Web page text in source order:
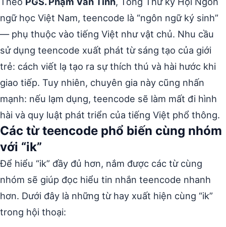
ngữ học Việt Nam, teencode là “ngôn ngữ ký sinh”
— phụ thuộc vào tiếng Việt như vật chủ. Nhu cầu
sử dụng teencode xuất phát từ sáng tạo của giới
trẻ: cách viết lạ tạo ra sự thích thú và hài hước khi
giao tiếp. Tuy nhiên, chuyên gia này cũng nhấn
mạnh: nếu lạm dụng, teencode sẽ làm mất đi hình
hài và quy luật phát triển của tiếng Việt phổ thông.
Các từ teencode phổ biến cùng nhóm
với “ik”
Để hiểu “ik” đầy đủ hơn, nắm được các từ cùng
nhóm sẽ giúp đọc hiểu tin nhắn teencode nhanh
hơn. Dưới đây là những từ hay xuất hiện cùng “ik”
trong hội thoại: